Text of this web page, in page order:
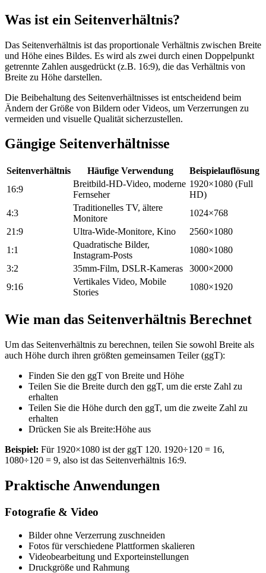
Was ist ein Seitenverhältnis?
Das Seitenverhältnis ist das proportionale Verhältnis zwischen Breite
und Höhe eines Bildes. Es wird als zwei durch einen Doppelpunkt
getrennte Zahlen ausgedrückt (z.B. 16:9), die das Verhältnis von
Breite zu Höhe darstellen.
Die Beibehaltung des Seitenverhältnisses ist entscheidend beim
Ändern der Größe von Bildern oder Videos, um Verzerrungen zu
vermeiden und visuelle Qualität sicherzustellen.
Gängige Seitenverhältnisse
Seitenverhältnis Häufige Verwendung
Beispielauflösung
16:9
Breitbild-HD-Video, moderne
Fernseher
1920×1080 (Full
HD)
4:3
Traditionelles TV, ältere
Monitore
1024×768
21:9
Ultra-Wide-Monitore, Kino
2560×1080
1:1
Quadratische Bilder,
Instagram-Posts
1080×1080
3:2
35mm-Film, DSLR-Kameras
3000×2000
9:16
Vertikales Video, Mobile
Stories
1080×1920
Wie man das Seitenverhältnis Berechnet
Um das Seitenverhältnis zu berechnen, teilen Sie sowohl Breite als
auch Höhe durch ihren größten gemeinsamen Teiler (ggT):
Finden Sie den ggT von Breite und Höhe
Teilen Sie die Breite durch den ggT, um die erste Zahl zu
erhalten
Teilen Sie die Höhe durch den ggT, um die zweite Zahl zu
erhalten
Drücken Sie als Breite:Höhe aus
Beispiel: Für 1920×1080 ist der ggT 120. 1920÷120 = 16,
1080÷120 = 9, also ist das Seitenverhältnis 16:9.
Praktische Anwendungen
Fotografie & Video
Bilder ohne Verzerrung zuschneiden
Fotos für verschiedene Plattformen skalieren
Videobearbeitung und Exporteinstellungen
Druckgröße und Rahmung